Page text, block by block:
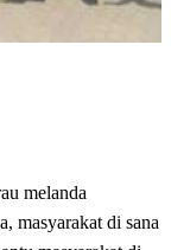
melanda
masyarakat di sana